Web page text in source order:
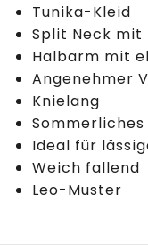
Tunika-Kleid
Split Neck mit
Halbarm mit
Angenehmer
Knielang
Sommerliches
Ideal für
Weich fallend
Leo-Muster